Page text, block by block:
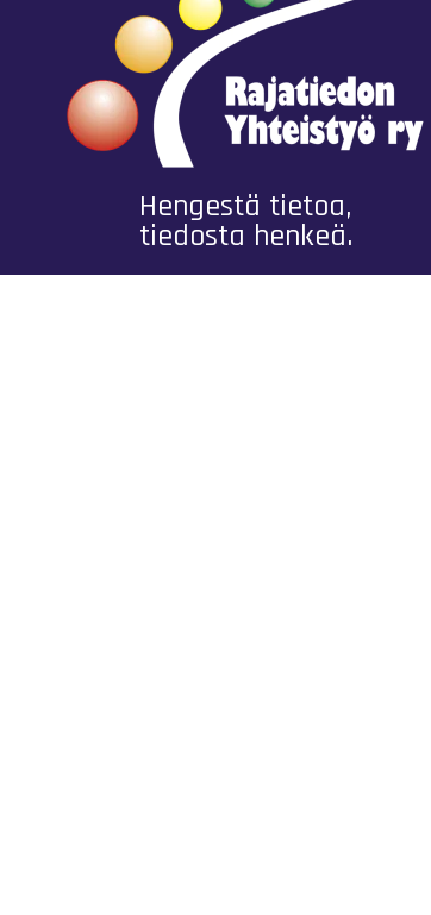
Hengestä tietoa,
tiedosta henkeä.